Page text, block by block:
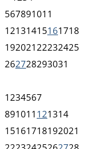
567891011
12131415161718
192021 22232425
262728293031
1 234567
891011 121314
15161718192021